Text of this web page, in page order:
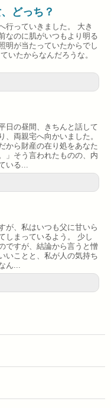
どっち？
行っていきました。 大き
なのに肌がいつもより明る
明が当たっていたからでし
いたからなんだろうな。
日の昼間、きちんと話して
両親宅へ向かいました。
から財産の在り処をあなた
」そう言われたものの、内
いる...
が、私はいつも父に甘いら
しまっているよう。 少し
ですが、結論から言うと憎
いことと、私が人の気持ち
ん...